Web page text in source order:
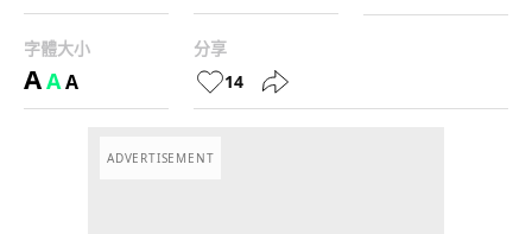
字體大小
AAA
分享
14
ADVERTISEMENT